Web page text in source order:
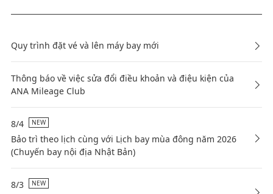
Quy trình đặt vé và lên máy bay mới
Thông báo về việc sửa đổi điều khoản và điệu kiện của
ANA Mileage Club
8/4 NEW
Bảo trì theo lịch cùng với Lịch bay mùa đông năm 2026
(Chuyến bay nội địa Nhật Bản)
8/3 NEW